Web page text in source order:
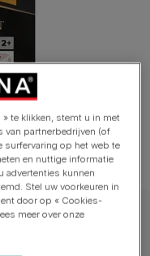
te klikken, stemt u in met
van partnerbedrijven (of
surfervaring op het web te
en nuttige informatie
advertenties kunnen
Stel uw voorkeuren in
door op « Cookies-
meer over onze